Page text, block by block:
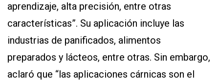
aprendizaje, alta precisión, entre otras
características”. Su aplicación incluye las
industrias de panificados, alimentos
preparados y lácteos, entre otras. Sin embargo,
aclaró que “las aplicaciones cárnicas son el